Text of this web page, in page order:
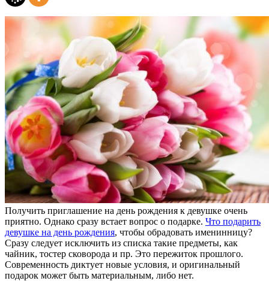
Получить приглашение на день рождения к девушке очень
приятно. Однако сразу встает вопрос о подарке. Что подарить
девушке на день рождения, чтобы обрадовать именинницу?
Сразу следует исключить из списка такие предметы, как
чайник, тостер сковорода и пр. Это пережиток прошлого.
Современность диктует новые условия, и оригинальный
подарок может быть материальным, либо нет.